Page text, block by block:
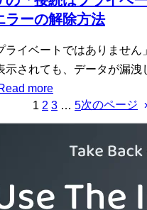
ラーの解除方法
ライベートではありませ
示されても、データが漏洩
more
1 2 3 … 5次のページ